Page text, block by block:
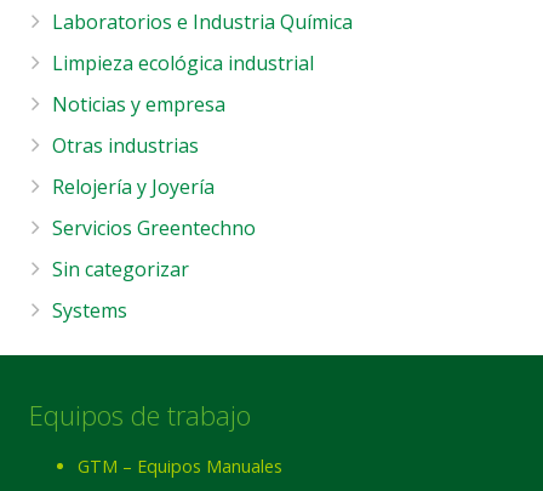
Laboratorios e Industria Química
Limpieza ecológica industrial
Noticias y empresa
Otras industrias
Relojería y Joyería
Servicios Greentechno
Sin categorizar
Systems
Equipos de trabajo
GTM – Equipos Manuales